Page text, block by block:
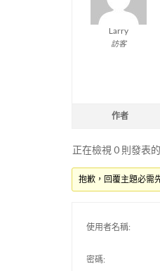
Larry
訪客
作者
正在檢視 0 則發表
抱歉，回覆主題必需
使用者名稱:
密碼: